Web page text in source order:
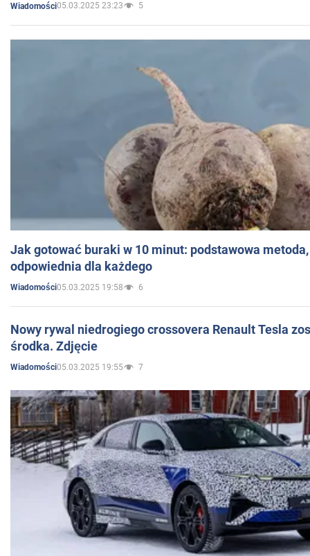
Wiadomości05.03.2025 23:23 5
Jak gotować buraki w 10 minut: podstawowa
odpowiednia dla każdego
Wiadomości05.03.2025 19:58 6
Nowy rywal niedrogiego crossovera Renault Tesla
środka. Zdjęcie
Wiadomości05.03.2025 19:55 7